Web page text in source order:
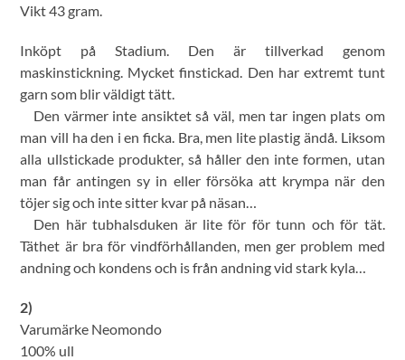
Vikt 43 gram.
Inköpt på Stadium. Den är tillverkad genom
maskinstickning. Mycket finstickad. Den har extremt tunt
garn som blir väldigt tätt.
Den värmer inte ansiktet så väl, men tar ingen plats om
man vill ha den i en ficka. Bra, men lite plastig ändå. Liksom
alla ullstickade produkter, så håller den inte formen, utan
man får antingen sy in eller försöka att krympa när den
töjer sig och inte sitter kvar på näsan…
Den här tubhalsduken är lite för för tunn och för tät.
Täthet är bra för vindförhållanden, men ger problem med
andning och kondens och is från andning vid stark kyla…
2)
Varumärke Neomondo
100% ull